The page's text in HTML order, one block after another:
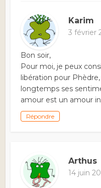
Karim
3 février
Bon soir,
Pour moi, je peux
libération pour
longtemps ses
amour est un amour
Répondre
Arthus
14 juin